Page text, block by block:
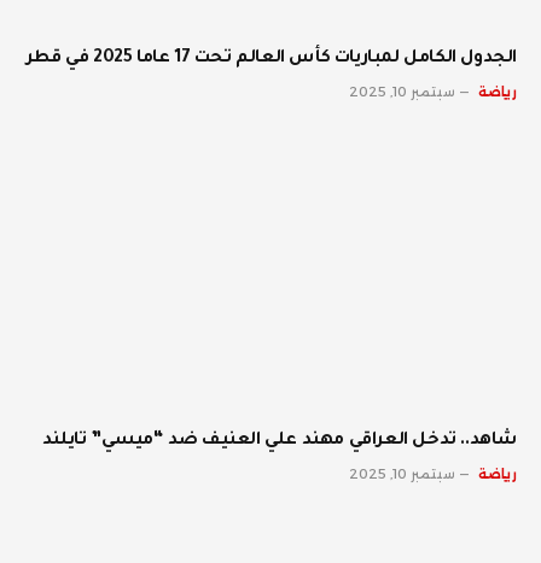
الجدول الكامل لمباريات كأس العالم تحت 17 عاما 2025 في قطر
رياضة سبتمبر 10, 2025
شاهد.. تدخل العراقي مهند علي العنيف ضد “ميسي” تايلند
رياضة سبتمبر 10, 2025